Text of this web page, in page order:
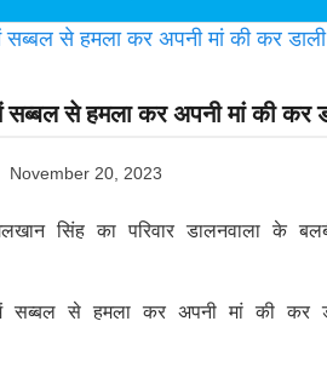
सब्बल से हमला कर अपनी मां की कर
November 20, 2023
सिंह का परिवार डालनवाला के
से हमला कर अपनी मां की कर